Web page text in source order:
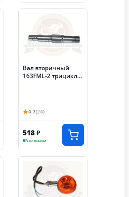
Вал вторичный
163FML-2 трицикла
★4.7(24)
518 ₽
В наличии